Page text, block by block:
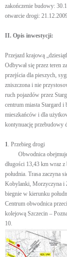
zakończenie budowy:
otwarcie drogi:
II. Opis inwestycji:
Przejazd krajową
Odbywał się przez teren
przejścia dla pieszych,
zniszczona i nie
ruch pojazdów przez
centrum miasta Stargard i
mieszkańców i dla
kontynuację przebudowy
1. Przebieg drogi
Obwodnica obejmuje
długości 13,43 km wraz
południa. Trasa zaczyna
Kobylanki, Morzyczyna i
biegnie w kierunku
Centrum obwodnica
kolejową Szczecin –
10.